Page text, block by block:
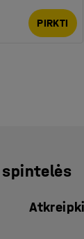
PIRKTI